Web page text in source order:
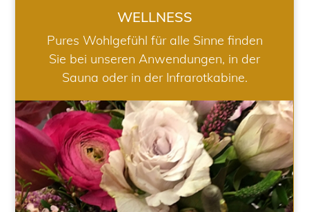
WELLNESS
Pures Wohlgefühl für alle Sinne finden
Sie bei unseren Anwendungen, in der
Sauna oder in der Infrarotkabine.